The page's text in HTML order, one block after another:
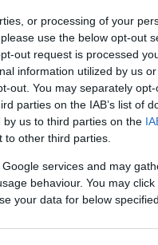
or processing of your
use the below opt-out
out request is processed
information utilized by us
out. You may separately
parties on the IAB’s list of
us to third parties on the
other third parties.
services and may
behaviour. You may
your data for below
τουρισμού.
Μαΐου φιλοξένησε
Ευρώπη και την
την
εξερεύνησαν
υπαίθριες
φιλοξενία.